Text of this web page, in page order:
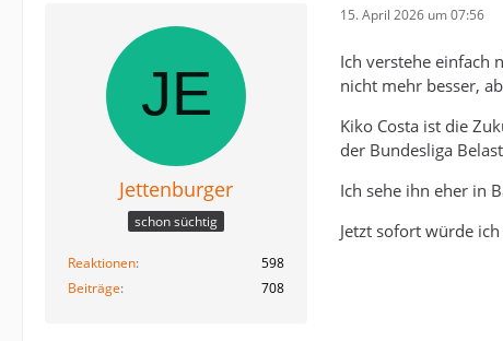
Jettenburger
schon süchtig
Reaktionen
598
Beiträge
708
15. April 2026 um 07:56
Ich verstehe einfach
nicht mehr besser,
Kiko Costa ist die
der Bundesliga
Ich sehe ihn eher in
Jetzt sofort würde